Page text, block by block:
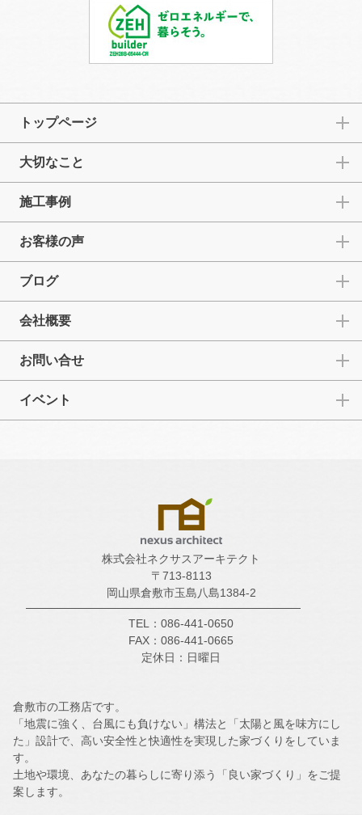
トップページ
大切なこと
施工事例
お客様の声
ブログ
会社概要
お問い合せ
イベント
株式会社ネクサスアーキテクト
〒713-8113
岡山県倉敷市玉島八島1384-2
TEL：086-441-0650
FAX：086-441-0665
定休日：日曜日
倉敷市の工務店です。
「地震に強く、台風にも負けない」構法と「太陽と風を味方にし
た」設計で、高い安全性と快適性を実現した家づくりをしていま
す。
土地や環境、あなたの暮らしに寄り添う「良い家づくり」をご提
案します。